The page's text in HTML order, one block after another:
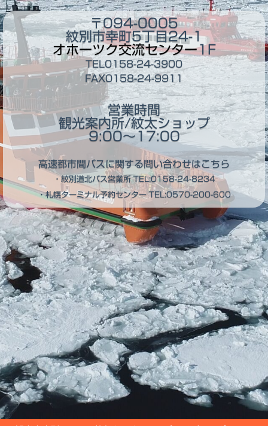
〒094-0005
紋別市幸町5丁目24-1
オホーツク交流センター1F
TEL0158-24-3900
FAX0158-24-9911
営業時間
観光案内所/紋太ショップ
9:00～17:00
高速都市間バスに関する問い合わせはこちら
・紋別道北バス営業所TEL:0158-24-8234
・札幌ターミナル予約センターTEL:0570-200-600